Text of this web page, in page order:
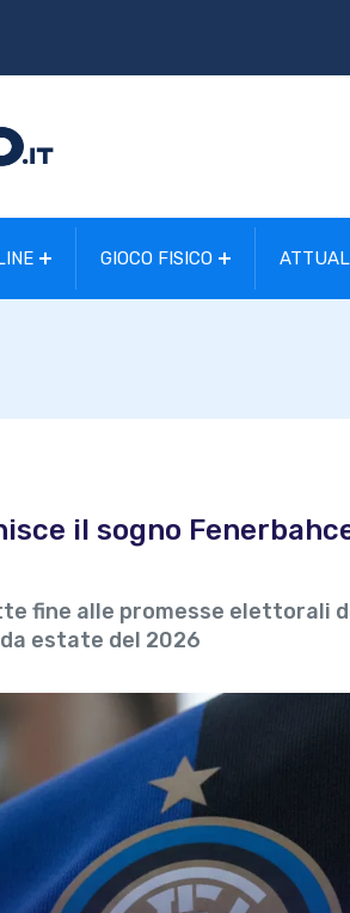
GIOCO FISICO
il sogno
fine alle promesse elettorali
estate del 2026